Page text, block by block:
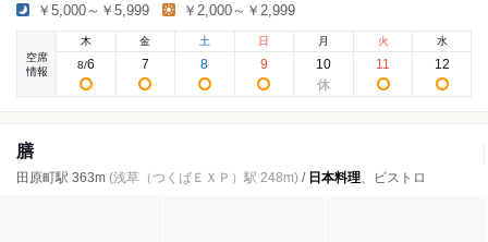
￥5,000～￥5,999 ￥2,000～￥2,999
空席
情報
木
8/6
金
7
土
8
日
9
月
10
火
11
水
12
膳
田原町駅 363m (浅草（つくばＥＸＰ）駅 248m) / 日本料理、ビストロ